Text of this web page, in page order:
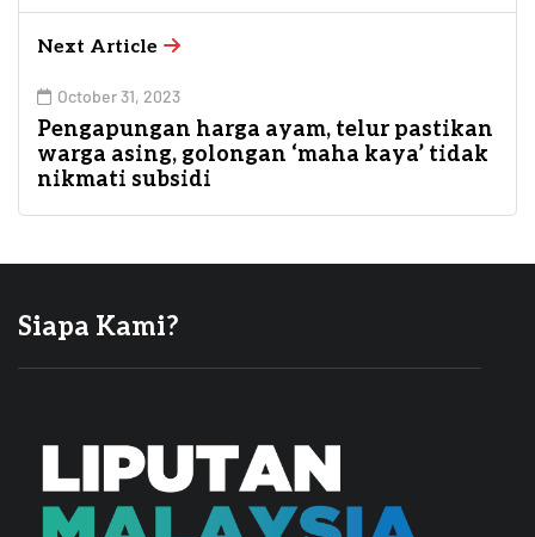
Next Article
October 31, 2023
Pengapungan harga ayam, telur pastikan
warga asing, golongan ‘maha kaya’ tidak
nikmati subsidi
Siapa Kami?